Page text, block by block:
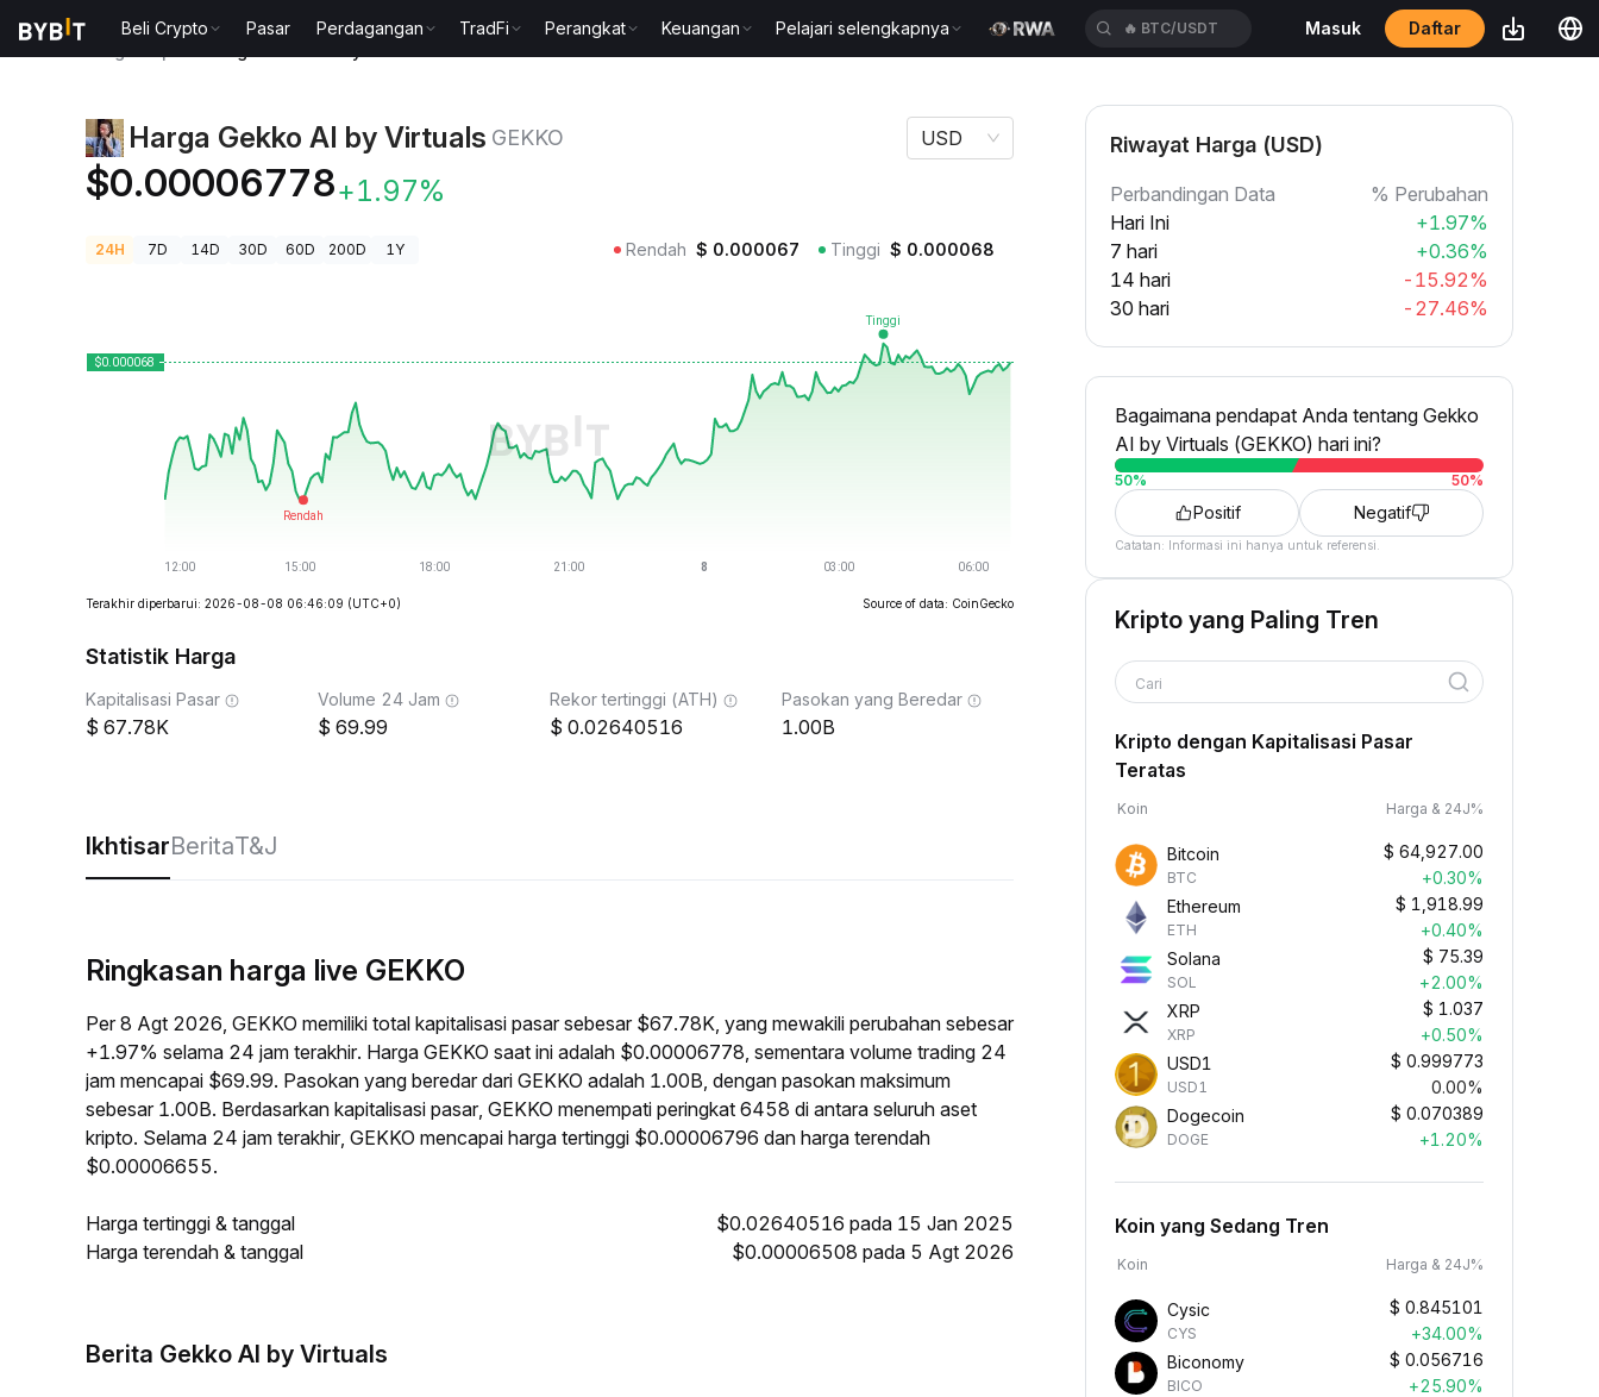
Beli Crypto Pasar Perdagangan TradFi Perangkat Keuangan Pelajari selengkapnya 🔥 BTC/USDT Masuk Daftar
Harga Gekko AI by Virtuals GEKKO
$0.00006778+1.97%
USD
24H 7D 14D 30D 60D 200D 1Y Rendah $ 0.000067 Tinggi $ 0.000068
Terakhir diperbarui: 2026-08-08 06:46:09 (UTC+0) Source of data: CoinGecko
Statistik Harga
Kapitalisasi Pasar
67.78K
Volume 24 Jam
69.99
Rekor tertinggi (ATH)
0.02640516
Pasokan yang Beredar
1.00B
IkhtisarBeritaT&J
Ringkasan harga live GEKKO
Per 8 Agt 2026, GEKKO memiliki total kapitalisasi pasar sebesar $67.78K, yang mewakili perubahan sebesar
+1.97% selama 24 jam terakhir. Harga GEKKO saat ini adalah $0.00006778, sementara volume trading 24
jam mencapai $69.99. Pasokan yang beredar dari GEKKO adalah 1.00B, dengan pasokan maksimum
sebesar 1.00B. Berdasarkan kapitalisasi pasar, GEKKO menempati peringkat 6458 di antara seluruh aset
kripto. Selama 24 jam terakhir, GEKKO mencapai harga tertinggi $0.00006796 dan harga terendah
$0.00006655.
Harga tertinggi & tanggal
$0.02640516 pada 15 Jan 2025
Harga terendah & tanggal
$0.00006508 pada 5 Agt 2026
Berita Gekko AI by Virtuals
Riwayat Harga (USD)
Perbandingan Data
% Perubahan
Hari Ini
+1.97%
7 hari
+0.36%
14 hari
-15.92%
30 hari
-27.46%
Bagaimana pendapat Anda tentang Gekko
AI by Virtuals (GEKKO) hari ini?
50% 50%
Positif Negatif
Catatan: Informasi ini hanya untuk referensi.
Kripto yang Paling Tren
Cari
Kripto dengan Kapitalisasi Pasar
Teratas
Koin Harga & 24J%
Bitcoin
BTC
$ 64,927.00
+0.30%
Ethereum
ETH
$ 1,918.99
+0.40%
Solana
SOL
$ 75.39
+2.00%
XRP
XRP
$ 1.037
+0.50%
USD1
USD1
$ 0.999773
0.00%
Dogecoin
DOGE
$ 0.070389
+1.20%
Koin yang Sedang Tren
Koin Harga & 24J%
Cysic
CYS
$ 0.845101
+34.00%
Biconomy
BICO
$ 0.056716
+25.90%